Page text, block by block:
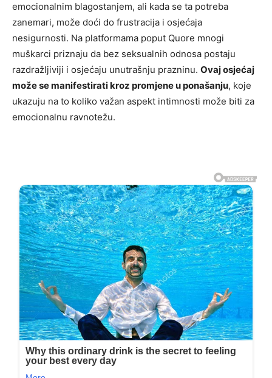
emocionalnim blagostanjem, ali kada se ta potreba
zanemari, može doći do frustracija i osjećaja
nesigurnosti. Na platformama poput Quore mnogi
muškarci priznaju da bez seksualnih odnosa postaju
razdražljiviji i osjećaju unutrašnju prazninu. Ovaj osjećaj
može se manifestirati kroz promjene u ponašanju, koje
ukazuju na to koliko važan aspekt intimnosti može biti za
emocionalnu ravnotežu.